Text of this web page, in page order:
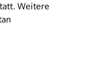
Weitere